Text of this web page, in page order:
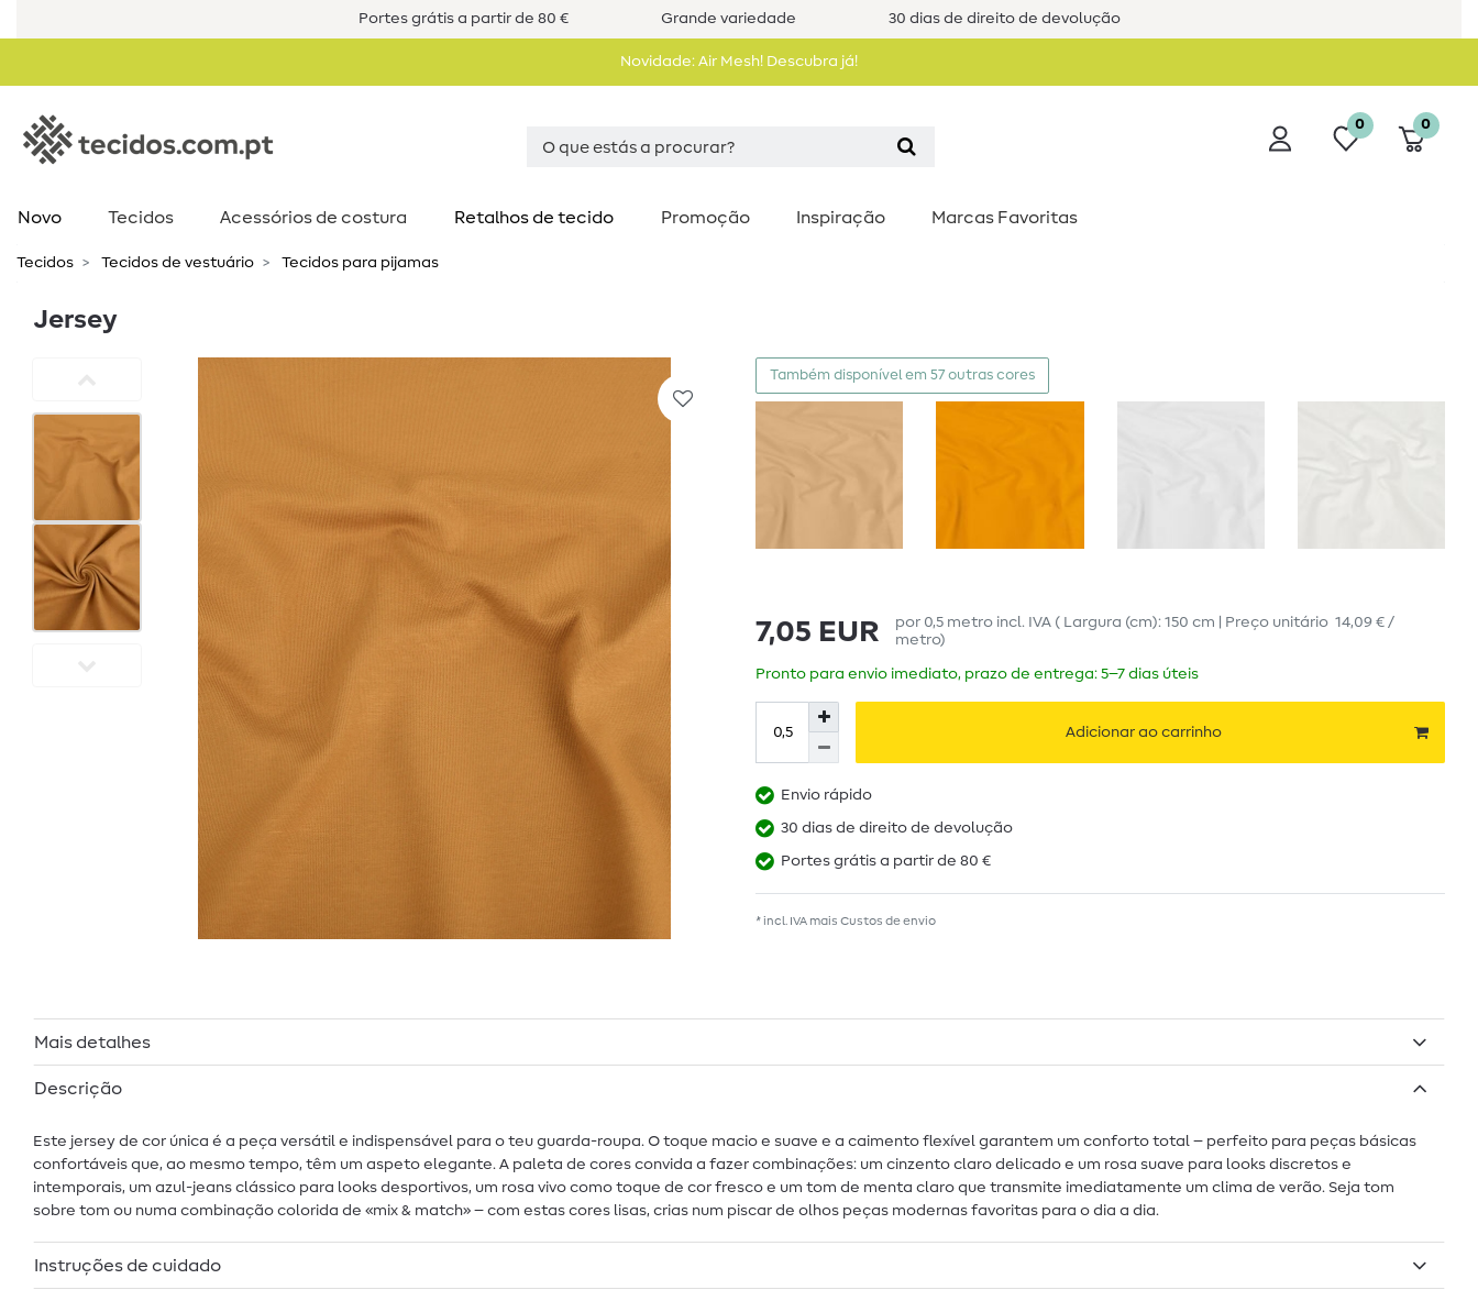
Portes grátis a partir de 80 € Grande variedade 30 dias de direito de devolução
Novidade: Air Mesh! Descubra já!
0 0
Novo Tecidos Acessórios de costura​ Retalhos de tecido Promoção Inspiração Marcas Favoritas
Tecidos Tecidos de vestuário Tecidos para pijamas
Jersey
Também disponível em 57 outras cores
7,05 EUR por 0,5 metro incl. IVA ( Largura (cm): 150 cm | Preço unitário 14,09 € /
metro)
Pronto para envio imediato, prazo de entrega: 5–7 dias úteis
Adicionar ao carrinho
Envio rápido
30 dias de direito de devolução
Portes grátis a partir de 80 €
* incl. IVA mais Custos de envio
Mais detalhes
Descrição
Este jersey de cor única é a peça versátil e indispensável para o teu guarda-roupa. O toque macio e suave e a caimento flexível garantem um conforto total – perfeito para peças básicas
confortáveis que, ao mesmo tempo, têm um aspeto elegante. A paleta de cores convida a fazer combinações: um cinzento claro delicado e um rosa suave para looks discretos e
intemporais, um azul-jeans clássico para looks desportivos, um rosa vivo como toque de cor fresco e um tom de menta claro que transmite imediatamente um clima de verão. Seja tom
sobre tom ou numa combinação colorida de «mix & match» – com estas cores lisas, crias num piscar de olhos peças modernas favoritas para o dia a dia.
Instruções de cuidado